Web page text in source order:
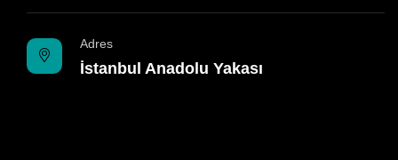
Adres
İstanbul Anadolu Yakası